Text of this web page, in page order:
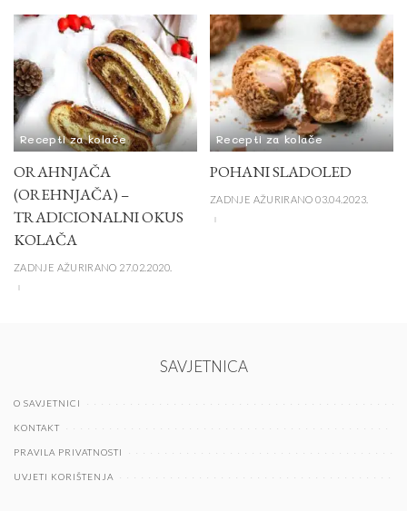
Recepti za kolače
ORAHNJAČA
(OREHNJAČA) –
TRADICIONALNI OKUS
KOLAČA
ZADNJE AŽURIRANO 27.02.2020.
Recepti za kolače
POHANI SLADOLED
ZADNJE AŽURIRANO 03.04.2023.
SAVJETNICA
O SAVJETNICI
KONTAKT
PRAVILA PRIVATNOSTI
UVJETI KORIŠTENJA